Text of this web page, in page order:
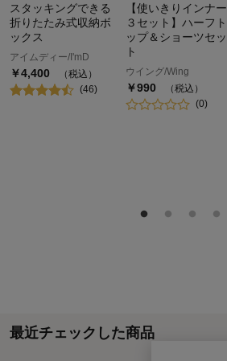
スタッキングできる
折りたたみ式収納ボ
ックス
アイムディー/I'mD
￥4,400
（税込）
(46)
【使いきりインナー
３セット】ハーフト
ップ＆ショーツセッ
ト
ウイング/Wing
￥990
（税込）
(0)
最近チェックした商品